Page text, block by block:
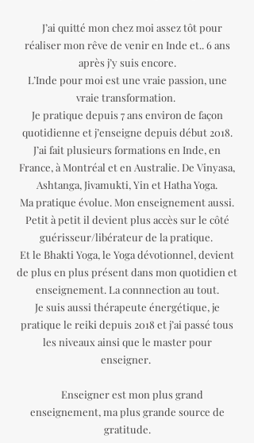
J’ai quitté mon chez moi assez tôt pour
réaliser mon rêve de venir en Inde et.. 6 ans
après j’y suis encore.
L’Inde pour moi est une vraie passion, une
vraie transformation.
Je pratique depuis 7 ans environ de façon
quotidienne et j’enseigne depuis début 2018.
J’ai fait plusieurs formations en Inde, en
France, à Montréal et en Australie. De Vinyasa,
Ashtanga, Jivamukti, Yin et Hatha Yoga.
Ma pratique évolue. Mon enseignement aussi.
Petit à petit il devient plus accès sur le côté
guérisseur/libérateur de la pratique.
Et le Bhakti Yoga, le Yoga dévotionnel, devient
de plus en plus présent dans mon quotidien et
enseignement. La connnection au tout.
Je suis aussi thérapeute énergétique, je
pratique le reiki depuis 2018 et j’ai passé tous
les niveaux ainsi que le master pour
enseigner.
Enseigner est mon plus grand
enseignement, ma plus grande source de
gratitude.